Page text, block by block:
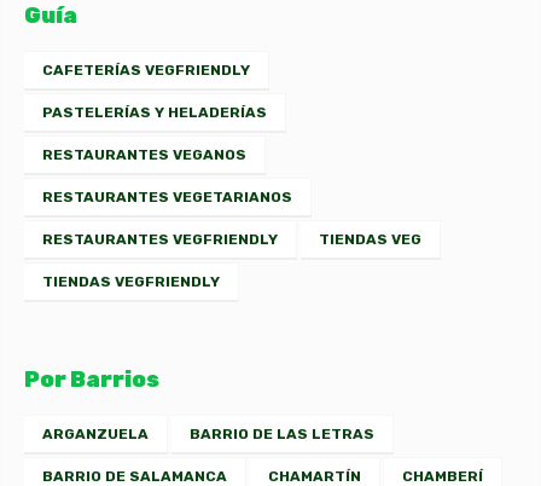
Guía
CAFETERÍAS VEGFRIENDLY
PASTELERÍAS Y HELADERÍAS
RESTAURANTES VEGANOS
RESTAURANTES VEGETARIANOS
RESTAURANTES VEGFRIENDLY TIENDAS VEG
TIENDAS VEGFRIENDLY
Por Barrios
ARGANZUELA BARRIO DE LAS LETRAS
BARRIO DE SALAMANCA CHAMARTÍN CHAMBERÍ